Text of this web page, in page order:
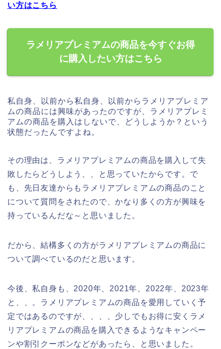
い方はこちら
ラメリアプレミアムの商品を今すぐお得
に購入したい方はこちら
私自身、以前から私自身、以前からラメリアプレミア
ムの商品には興味があったのですが、ラメリアプレミ
アムの商品を購入はしないで、どうしようか？という
状態だったんですよね。
その理由は、ラメリアプレミアムの商品を購入して失
敗したらどうしよう、、と思っていたからです。で
も、先日友達からもラメリアプレミアムの商品のこと
について質問をされたので、かなり多くの方が興味を
持っているんだな～と思いました。
だから、結構多くの方がラメリアプレミアムの商品に
ついて調べているのだと思います。
今後、私自身も、2020年、2021年、2022年、2023年
と、、。ラメリアプレミアムの商品を愛用していく予
定ではあるのですが、、、、少しでもお得に安くラメ
リアプレミアムの商品を購入できるようなキャンペー
ンや割引クーポンなどがあったら、と思いました。